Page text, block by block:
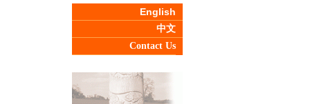
English
中文
Contact Us